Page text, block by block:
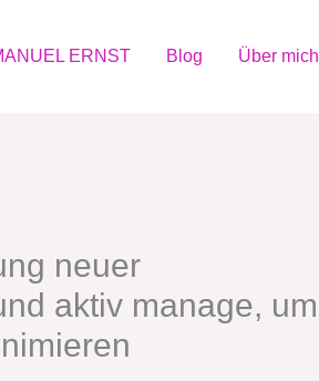
ERNST Blog Über mich
neuer
aktiv manage, um